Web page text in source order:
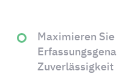
Maximieren
Zuverlässigkeit